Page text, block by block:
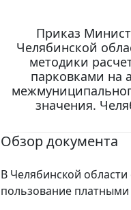
Приказ
Челябинской
методики
парковками на
значения.
Обзор документа
В Челябинской
пользование